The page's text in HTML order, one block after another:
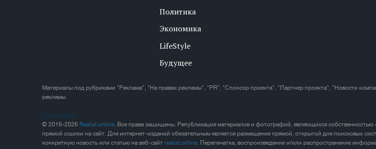
Политика
Экономика
LifeStyle
Будущее
Материалы под рубриками "Реклама", "На правах рекламы", "PR", "Спонсор проекта", "Партнер проекта", "Новости
рекламы
Карта сайта
© 2016-2026 Realist.online. Все права защищены. Републикация материалов и фотографий, являющихся собственностью
прямой ссылки на сайт. Для интернет-изданий обязательным является размещение прямой, открытой для поисковых
конкретную новость или статью на веб-сайтrealist.online. Перепечатка, воспроизведение и/или распространение